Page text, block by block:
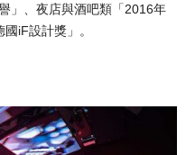
」、夜店與酒吧類「2016年
iF設計獎」。